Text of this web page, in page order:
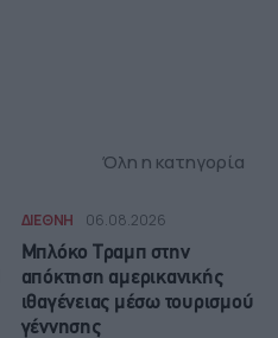
Όλη η κατηγορία
ΔΙΕΘΝΗ 06.08.2026
Μπλόκο Τραμπ στην
απόκτηση αμερικανικής
ιθαγένειας μέσω τουρισμού
γέννησης